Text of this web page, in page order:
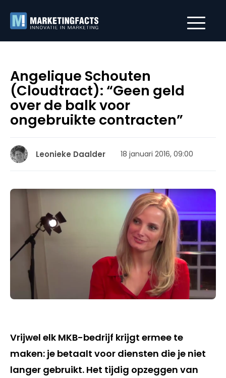
Angelique Schouten
(Cloudtract): “Geen geld
over de balk voor
ongebruikte contracten”
Leonieke Daalder 18 januari 2016, 09:00
Vrijwel elk MKB-bedrijf krijgt ermee te
maken: je betaalt voor diensten die je niet
langer gebruikt. Het tijdig opzeggen van